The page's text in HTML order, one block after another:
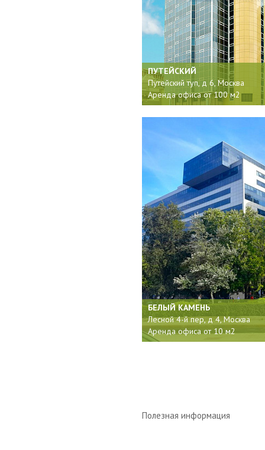
ПУТЕЙСКИЙ
Путейский туп, д 6, Москва
Аренда офиса от 100 м2
БЕЛЫЙ КАМЕНЬ
Лесной 4-й пер, д 4, Москва
Аренда офиса от 10 м2
Полезная информация